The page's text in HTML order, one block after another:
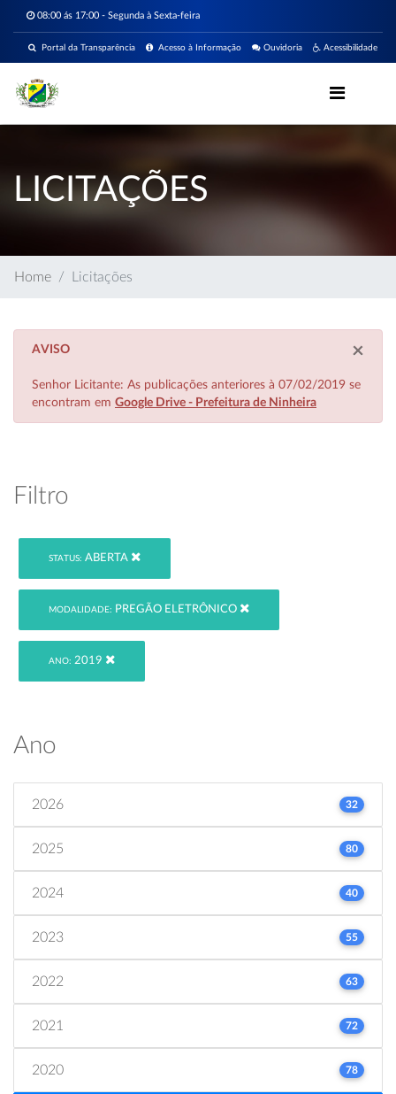
08:00 ás 17:00 - Segunda à Sexta-feira
Acessibilidade
Ouvidoria
Acesso à Informação
Portal da Transparência
LICITAÇÕES
Home Licitações
×
AVISO
Senhor Licitante: As publicações anteriores à 07/02/2019 se
encontram em Google Drive - Prefeitura de Ninheira
Filtro
STATUS: ABERTA
MODALIDADE: PREGÃO ELETRÔNICO
ANO: 2019
Ano
2026 32
2025 80
2024 40
2023 55
2022 63
2021 72
2020 78